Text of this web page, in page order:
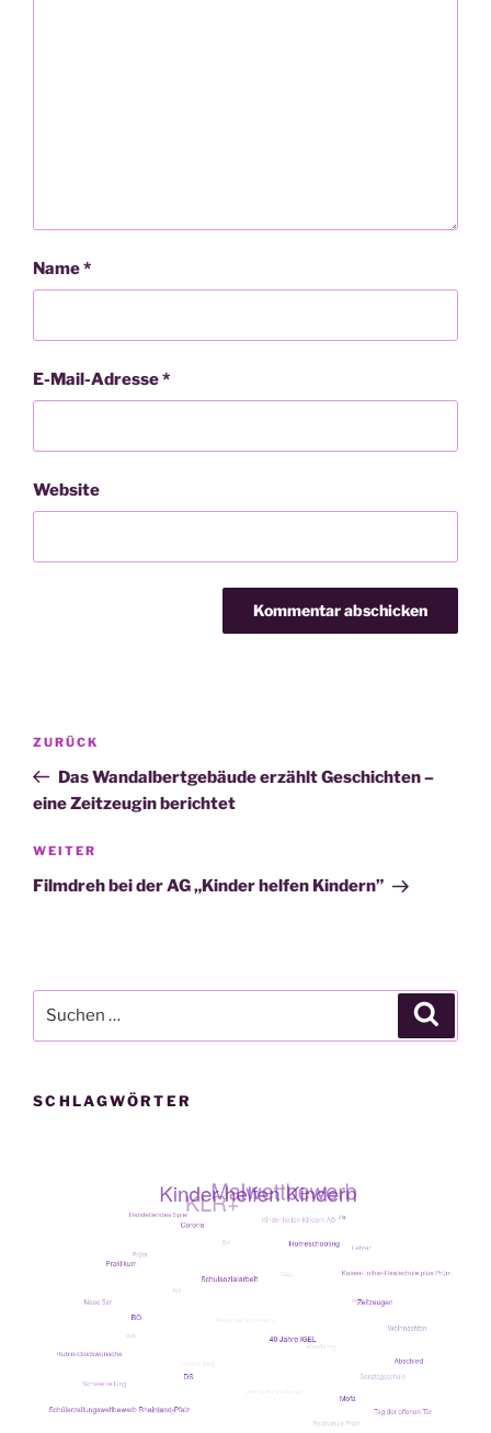
Name*
E-Mail-Adresse*
Website
Beitragsnavigation
Vorheriger
Beitrag
ZURÜCK
Das Wandalbertgebäude erzählt Geschichten –
eine Zeitzeugin berichtet
Nächster
Beitrag
WEITER
Filmdreh bei der AG „Kinder helfen Kindern”
nach:
SCHLAGWÖRTER